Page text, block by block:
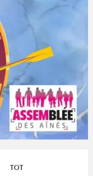
TOT